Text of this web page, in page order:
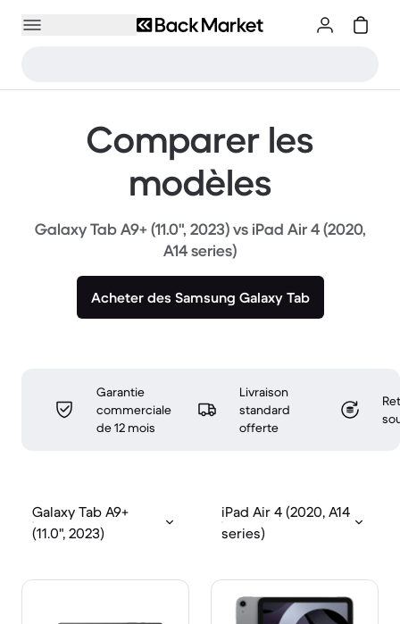
Comparer les
modèles
Galaxy Tab A9+ (11.0", 2023) vs iPad Air 4 (2020,
A14 series)
Acheter des Samsung Galaxy Tab
Garantie
commerciale
de 12 mois
Livraison
standard
offerte
Galaxy Tab A9+
(11.0", 2023)
iPad Air 4 (2020, A14
series)